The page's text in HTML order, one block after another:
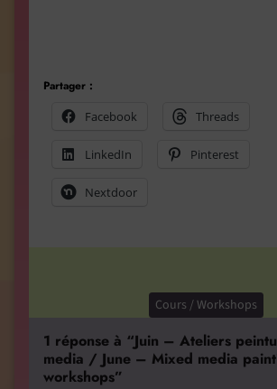
Partager :
Facebook
Threads
LinkedIn Pinterest
Nextdoor
Cours / Workshops
1 réponse à “Juin – Ateliers
media / June – Mixed media
workshops”